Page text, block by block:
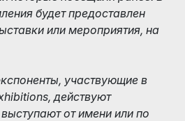
будет предоставлен
или мероприятия, на
участвующие в
действуют
от имени или по